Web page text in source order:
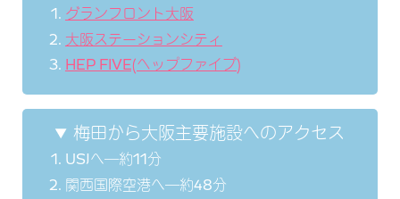
グランフロント大阪
大阪ステーションシティ
HEP FIVE(ヘップファイブ)
梅田から大阪主要施設へのアクセス
USJへ―約11分
関西国際空港へ―約48分